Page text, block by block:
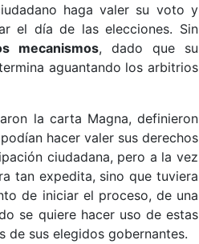
haga valer su voto y
el día de las elecciones. Sin
mecanismos, dado que su
aguantando los arbitrios
la carta Magna, definieron
hacer valer sus derechos
ciudadana, pero a la vez
tan expedita, sino que tuviera
de iniciar el proceso, de una
se quiere hacer uso de estas
sus elegidos gobernantes.